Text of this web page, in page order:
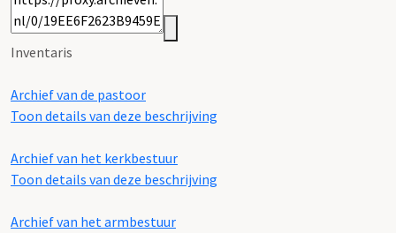
Inventaris
Archief van de pastoor
Toon details van deze beschrijving
Archief van het kerkbestuur
Toon details van deze beschrijving
Archief van het armbestuur